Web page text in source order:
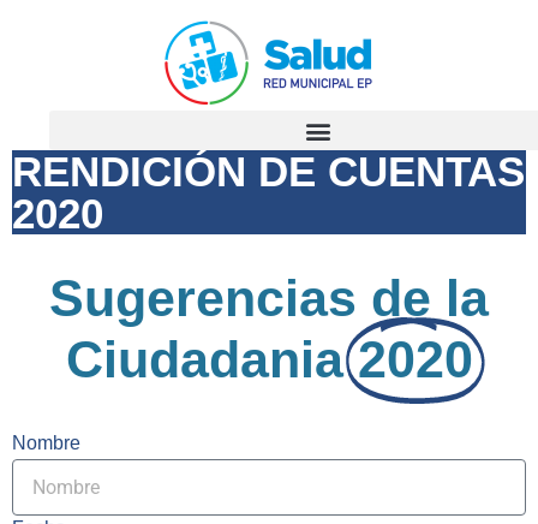
RENDICIÓN DE CUENTAS
2020
Sugerencias de la
Ciudadania 2020
Nombre